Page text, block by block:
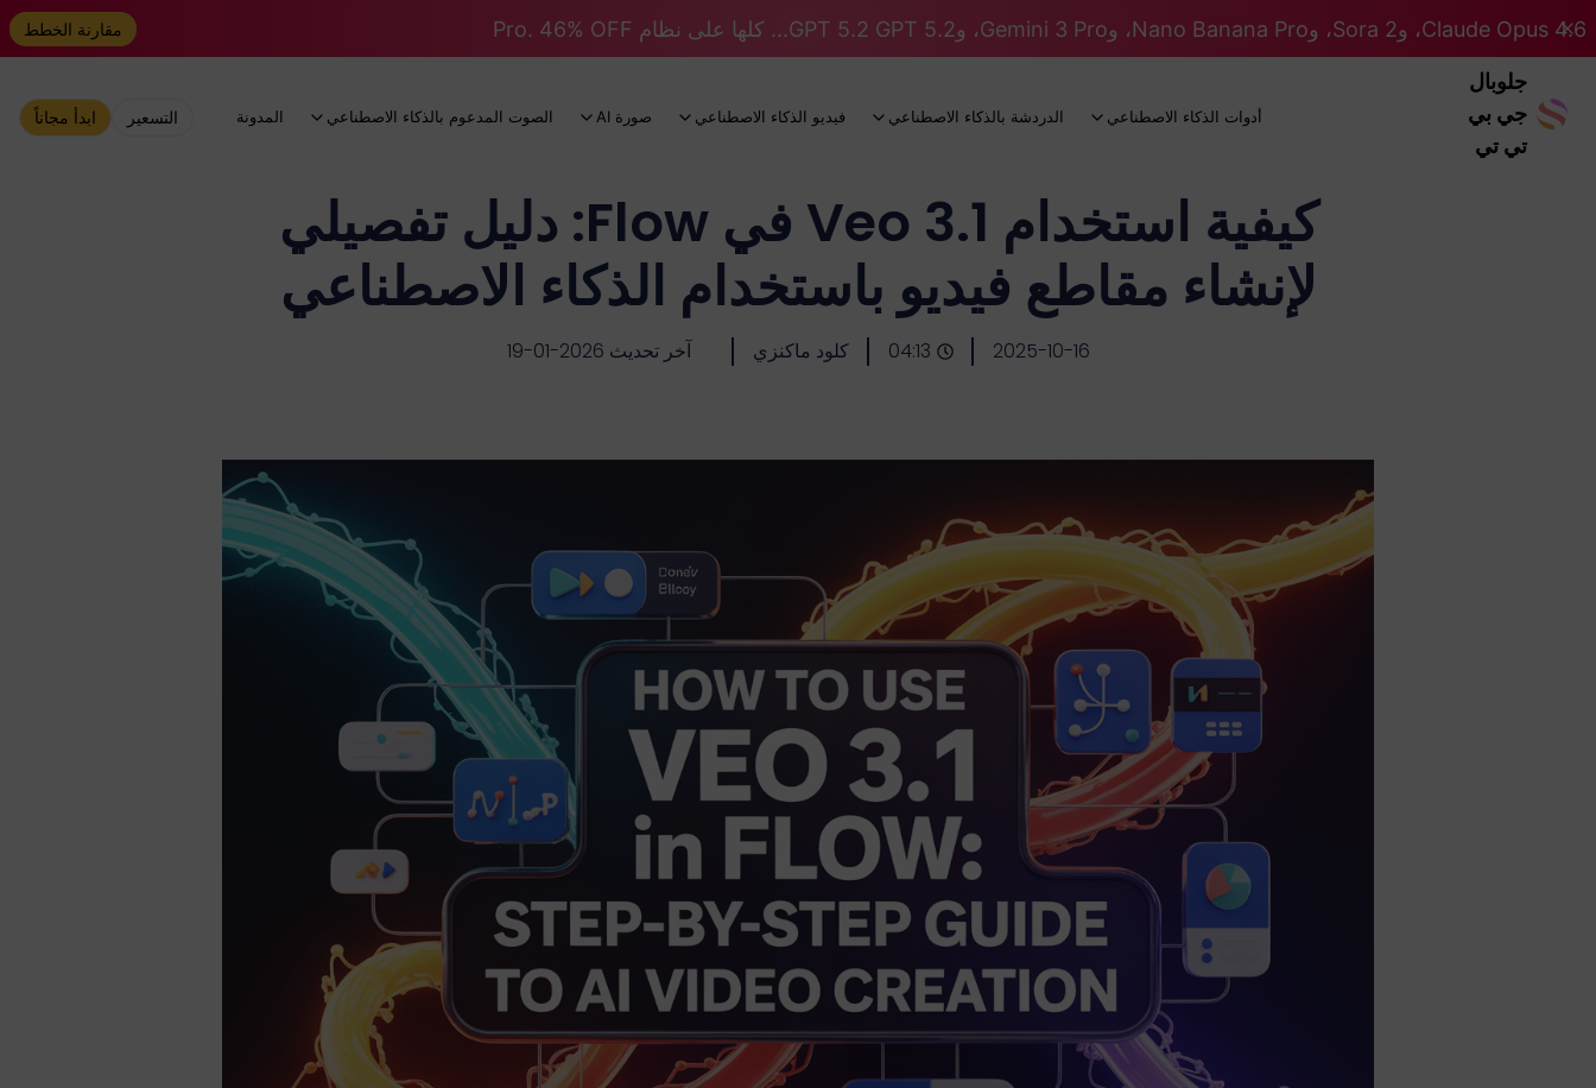
Claude Opus 4.6، وSora 2، وNano Banana Pro، وGemini 3 Pro، وGPT 5.2 GPT 5.2... كلها على نظام Pro. 46% OFF مقارنة الخطط
جلوبال
جي بي
تي تي
أدوات الذكاء الاصطناعي الدردشة بالذكاء الاصطناعي فيديو الذكاء الاصطناعي صورة AI الصوت المدعوم بالذكاء الاصطناعي المدونة التسعير ابدأ مجاناً
كيفية استخدام Veo 3.1 في Flow: دليل تفصيلي
لإنشاء مقاطع فيديو باستخدام الذكاء الاصطناعي
2025-10-16
04:13 كلود ماكنزي آخر تحديث 2026-01-19